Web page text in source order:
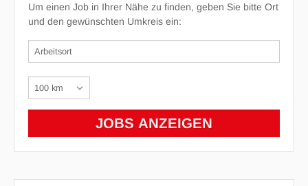
Um einen Job in Ihrer Nähe zu finden, geben Sie bitte Ort
und den gewünschten Umkreis ein: